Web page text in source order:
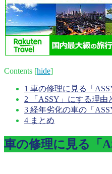
Contents [hide]
1 車の修理に見る「
2 「ASSY」にする理由
3 経年劣化の車の「
4 まとめ
車の修理に見る「